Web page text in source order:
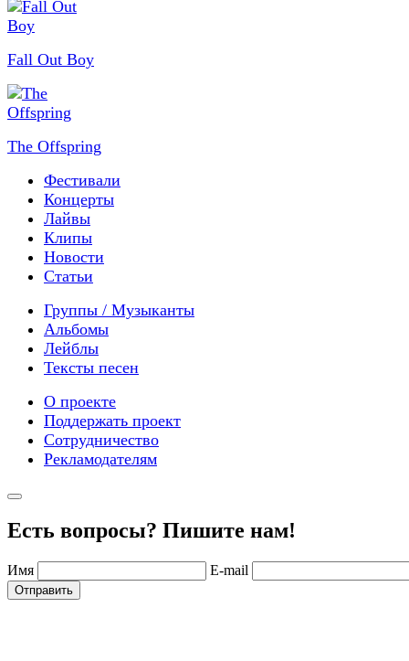
Fall Out Boy
The Offspring
Фестивали
Концерты
Лайвы
Клипы
Новости
Статьи
Группы / Музыканты
Альбомы
Лейблы
Тексты песен
О проекте
Поддержать проект
Сотрудничество
Рекламодателям
Есть вопросы? Пишите нам!
Имя E-mail